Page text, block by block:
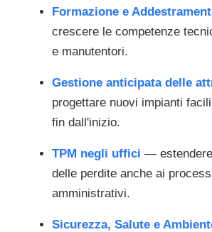
Formazione e
crescere le competenze
e manutentori.
Gestione anticipata delle
progettare nuovi impianti
fin dall'inizio.
TPM negli uffici —
delle perdite anche ai
amministrativi.
Sicurezza, Salute e